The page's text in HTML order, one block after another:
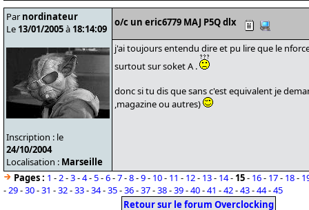
Par nordinateur
Le 13/01/2005à 18:14:09
Inscription : le
24/10/2004
Localisation : Marseille
o/c un eric6779 MAJ P5Q dlx
j'ai toujours entendu dire et pu lire que le
surtout sur soket A .
donc si tu dis que sans c'est equivalent je
,magazine ou autres)
Pages : 1 -2-3-4-5-6-7-8-9- 10- 11 - 12- 13- 14- 15- 16- 17- 18-
-29-30-31 -32-33-34-35-36-37-38-39-40-41 -42-43-44-45
Retour sur le forum Overclocking